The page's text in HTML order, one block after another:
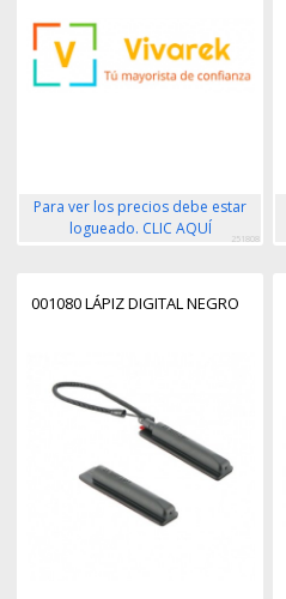
Para ver los precios debe estar
logueado. CLIC AQUÍ
251808
001080 LÁPIZ DIGITAL NEGRO